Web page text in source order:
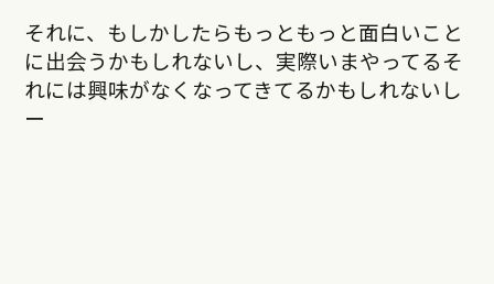
それに、もしかしたらもっともっと面白いこと
に出会うかもしれないし、実際いまやってるそ
れには興味がなくなってきてるかもしれないし
ー